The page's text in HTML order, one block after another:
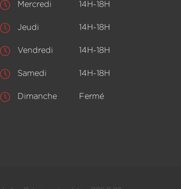
Mercredi 14H-18H
Jeudi 14H-18H
Vendredi 14H-18H
Samedi 14H-18H
Dimanche Fermé